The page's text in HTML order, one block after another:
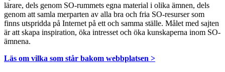
lärare, dels genom SO-rummets egna material i olika ämnen, dels
genom att samla merparten av alla bra och fria SO-resurser som
finns utspridda på Internet på ett och samma ställe. Målet med sajten
är att skapa inspiration, öka intresset och öka kunskaperna inom SO-
ämnena.
Läs om vilka som står bakom webbplatsen >